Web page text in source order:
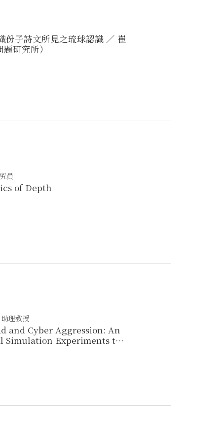
份子詩文所見之琉球認識 ／ 崔
研究所）
員
of Depth
理教授
and Cyber Aggression: An
Simulation Experiments to